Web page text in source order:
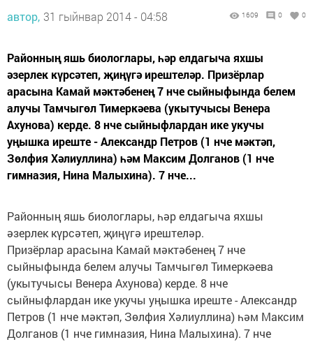
автор, 31 гыйнвар 2014 - 04:58 1609 0 0
Районның яшь биологлары, һәр елдагыча яхшы
әзерлек күрсәтеп, җиңүгә ирештеләр. Призёрлар
арасына Камай мәктәбенең 7 нче сыйныфында белем
алучы Тамчыгөл Тимеркәева (укытучысы Венера
Ахунова) керде. 8 нче сыйныфлардан ике укучы
уңышка иреште - Александр Петров (1 нче мәктәп,
Зөлфия Хәлиуллина) һәм Максим Долганов (1 нче
гимназия, Нина Малыхина). 7 нче...
Районның яшь биологлары, һәр елдагыча яхшы
әзерлек күрсәтеп, җиңүгә ирештеләр.
Призёрлар арасына Камай мәктәбенең 7 нче
сыйныфында белем алучы Тамчыгөл Тимеркәева
(укытучысы Венера Ахунова) керде. 8 нче
сыйныфлардан ике укучы уңышка иреште - Александр
Петров (1 нче мәктәп, Зөлфия Хәлиуллина) һәм Максим
Долганов (1 нче гимназия, Нина Малыхина). 7 нче